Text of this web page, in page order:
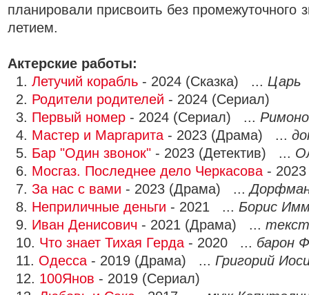
планировали присвоить без промежуточного
летием.
Актерские работы:
1. Летучий корабль - 2024 (Сказка) ... Царь
2. Родители родителей - 2024 (Сериал)
3. Первый номер - 2024 (Сериал) ...
4. Мастер и Маргарита - 2023 (Драма) ...
5. Бар "Один звонок" - 2023 (Детектив) ...
6. Мосгаз. Последнее дело Черкасова -
7. За нас с вами - 2023 (Драма) ...
8. Неприличные деньги - 2021 ... Борис
9. Иван Денисович - 2021 (Драма) ...
10. Что знает Тихая Герда - 2020 ... барон
11. Одесса - 2019 (Драма) ... Григорий
12. 100Янов - 2019 (Сериал)